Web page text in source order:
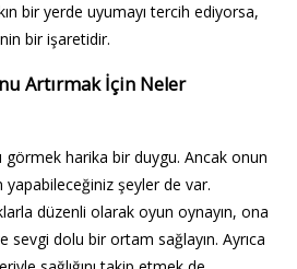
bir yerde uyumayı tercih ediyorsa,
bir işaretidir.
Artırmak İçin Neler
harika bir duygu. Ancak onun
şeyler de var.
düzenli olarak oyun oynayın, ona
dolu bir ortam sağlayın. Ayrıca